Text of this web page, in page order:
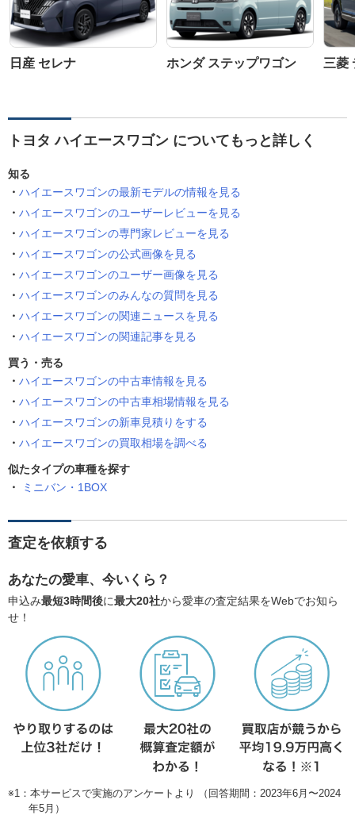
日産 セレナ ホンダ ステップワゴン 三菱
トヨタ ハイエースワゴン についてもっと詳しく
知る
ハイエースワゴンの最新モデルの情報を見る
ハイエースワゴンのユーザーレビューを見る
ハイエースワゴンの専門家レビューを見る
ハイエースワゴンの公式画像を見る
ハイエースワゴンのユーザー画像を見る
ハイエースワゴンのみんなの質問を見る
ハイエースワゴンの関連ニュースを見る
ハイエースワゴンの関連記事を見る
買う・売る
ハイエースワゴンの中古車情報を見る
ハイエースワゴンの中古車相場情報を見る
ハイエースワゴンの新車見積りをする
ハイエースワゴンの買取相場を調べる
似たタイプの車種を探す
ミニバン・1BOX
査定を依頼する
あなたの愛車、今いくら？
申込み最短3時間後に最大20社から愛車の査定結果をWebでお知ら
せ！
※1：本サービスで実施のアンケートより （回答期間：2023年6月〜2024
年5月）